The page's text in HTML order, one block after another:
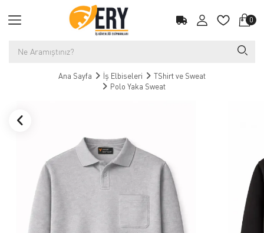
0
Ana Sayfa İş Elbiseleri
TShirt ve Sweat
Polo Yaka Sweat